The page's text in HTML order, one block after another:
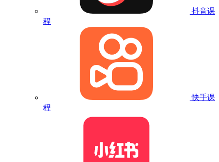
抖音课
程
快手课
程